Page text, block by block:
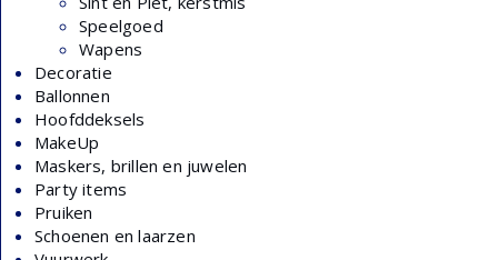
Speelgoed
Wapens
Decoratie
Ballonnen
Hoofddeksels
MakeUp
Maskers, brillen en juwelen
Party items
Pruiken
Schoenen en laarzen